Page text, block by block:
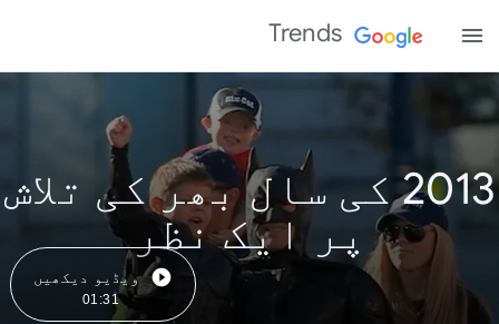
Trends
2013 کی سال بھر کی تلاش
پر ایک نظر
ویڈیو دیکھیں
01:31